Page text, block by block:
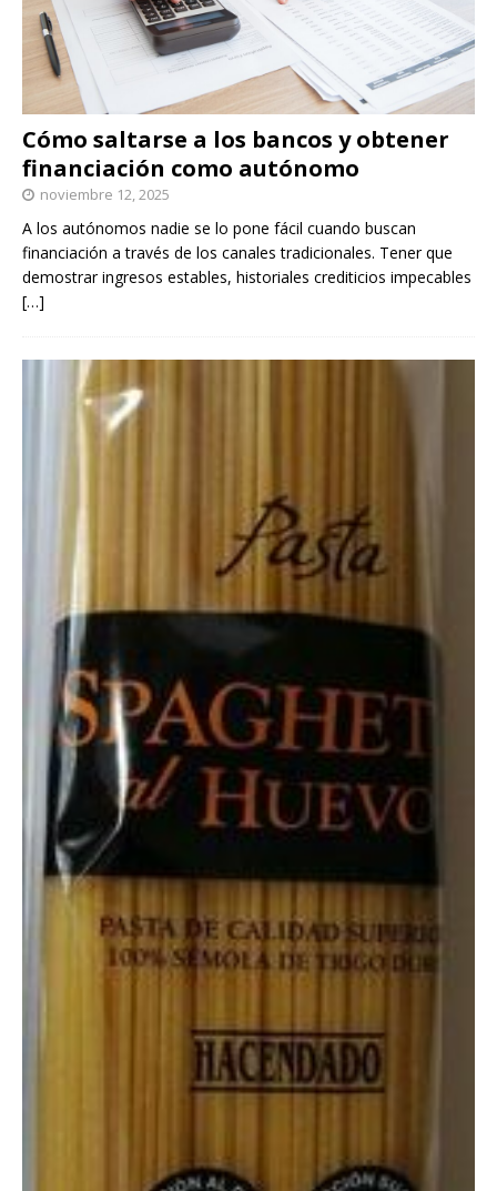
Cómo saltarse a los bancos y obtener
financiación como autónomo
noviembre 12, 2025
A los autónomos nadie se lo pone fácil cuando buscan
financiación a través de los canales tradicionales. Tener que
demostrar ingresos estables, historiales crediticios impecables
[…]